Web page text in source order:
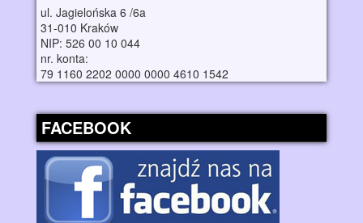
ul. Jagielońska 6 /6a
31-010 Kraków
NIP: 526 00 10 044
nr. konta:
79 1160 2202 0000 0000 4610 1542
FACEBOOK